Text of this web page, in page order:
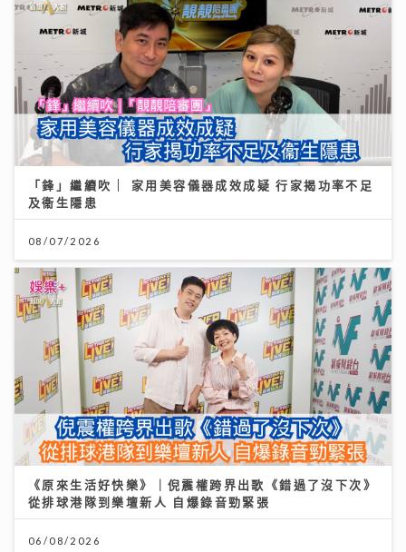
「鋒」繼續吹 | 家用美容儀器成效成疑 行家揭功率不足
及衞生隱患
08/07/2026
《原來生活好快樂》｜倪震權跨界出歌《錯過了沒下次》
從排球港隊到樂壇新人 自爆錄音勁緊張
06/08/2026